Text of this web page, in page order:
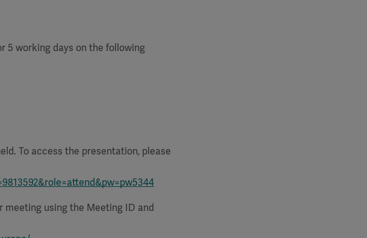
5 working days on the following
To access the presentation, please
using the Meeting ID and